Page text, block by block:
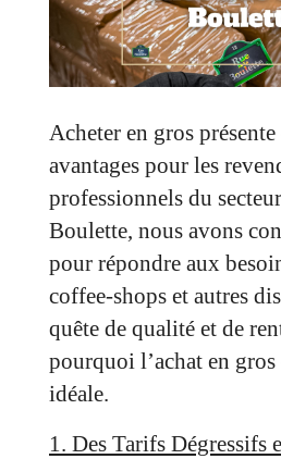
Acheter en gros
avantages pour les
professionnels du
Boulette, nous avons
pour répondre aux
coffee-shops et autres
quête de qualité et de
pourquoi l’achat en
idéale.
1. Des Tarifs Dégressifs